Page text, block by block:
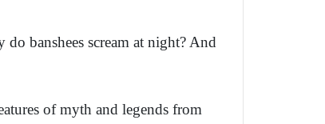
banshees scream at night? And
of myth and legends from